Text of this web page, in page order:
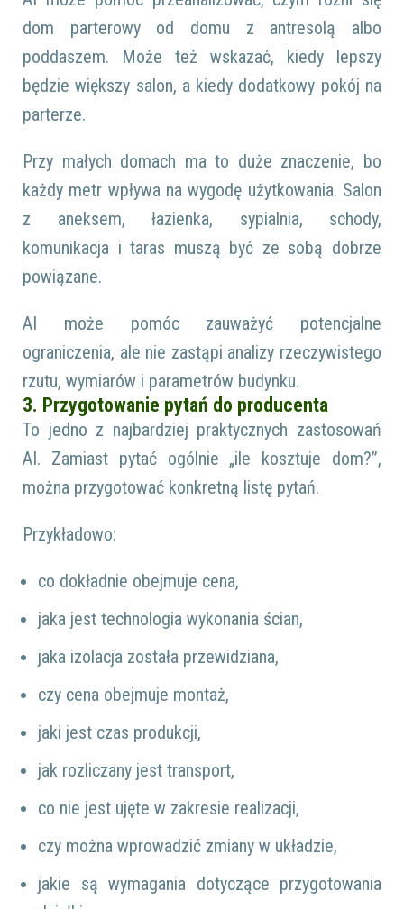
dom parterowy od domu z antresolą albo
poddaszem. Może też wskazać, kiedy lepszy
będzie większy salon, a kiedy dodatkowy pokój na
parterze.
Przy małych domach ma to duże znaczenie, bo
każdy metr wpływa na wygodę użytkowania. Salon
z aneksem, łazienka, sypialnia, schody,
komunikacja i taras muszą być ze sobą dobrze
powiązane.
AI może pomóc zauważyć potencjalne
ograniczenia, ale nie zastąpi analizy rzeczywistego
rzutu, wymiarów i parametrów budynku.
3. Przygotowanie pytań do producenta
To jedno z najbardziej praktycznych zastosowań
AI. Zamiast pytać ogólnie „ile kosztuje dom?”,
można przygotować konkretną listę pytań.
Przykładowo:
co dokładnie obejmuje cena,
jaka jest technologia wykonania ścian,
jaka izolacja została przewidziana,
czy cena obejmuje montaż,
jaki jest czas produkcji,
jak rozliczany jest transport,
co nie jest ujęte w zakresie realizacji,
czy można wprowadzić zmiany w układzie,
jakie są wymagania dotyczące przygotowania